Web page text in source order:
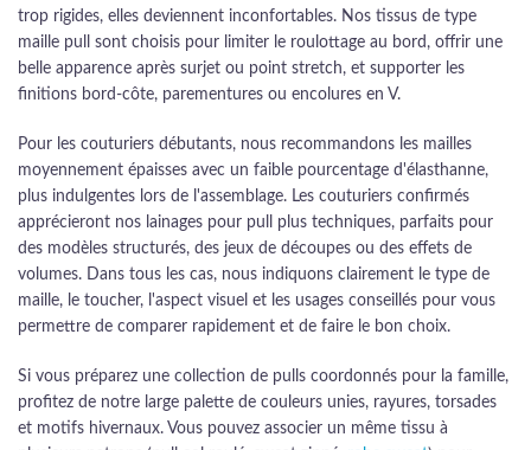
trop rigides, elles deviennent inconfortables. Nos tissus de type
maille pull sont choisis pour limiter le roulottage au bord, offrir une
belle apparence après surjet ou point stretch, et supporter les
finitions bord-côte, parementures ou encolures en V.
Pour les couturiers débutants, nous recommandons les mailles
moyennement épaisses avec un faible pourcentage d'élasthanne,
plus indulgentes lors de l'assemblage. Les couturiers confirmés
apprécieront nos lainages pour pull plus techniques, parfaits pour
des modèles structurés, des jeux de découpes ou des effets de
volumes. Dans tous les cas, nous indiquons clairement le type de
maille, le toucher, l'aspect visuel et les usages conseillés pour vous
permettre de comparer rapidement et de faire le bon choix.
Si vous préparez une collection de pulls coordonnés pour la famille,
profitez de notre large palette de couleurs unies, rayures, torsades
et motifs hivernaux. Vous pouvez associer un même tissu à